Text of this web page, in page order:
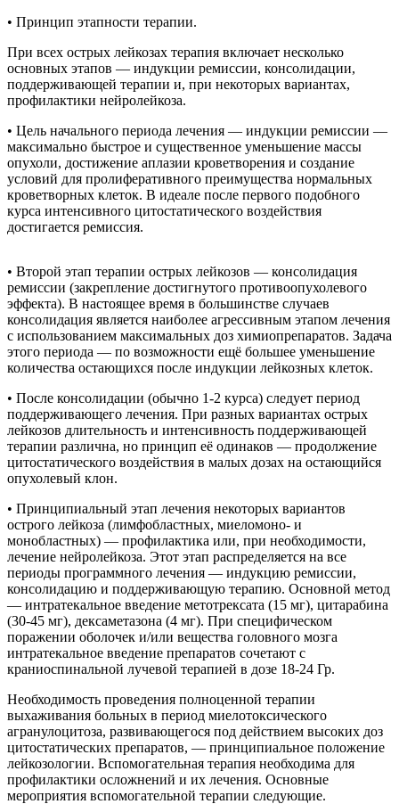
• Принцип этапности терапии.
При всех острых лейкозах терапия включает несколько
основных этапов — индукции ремиссии, консолидации,
поддерживающей терапии и, при некоторых вариантах,
профилактики нейролейкоза.
• Цель начального периода лечения — индукции ремиссии —
максимально быстрое и существенное уменьшение массы
опухоли, достижение аплазии кроветворения и создание
условий для пролиферативного преимущества нормальных
кроветворных клеток. В идеале после первого подобного
курса интенсивного цитостатического воздействия
достигается ремиссия.
• Второй этап терапии острых лейкозов — консолидация
ремиссии (закрепление достигнутого противоопухолевого
эффекта). В настоящее время в большинстве случаев
консолидация является наиболее агрессивным этапом лечения
с использованием максимальных доз химиопрепаратов. Задача
этого периода — по возможности ещё большее уменьшение
количества остающихся после индукции лейкозных клеток.
• После консолидации (обычно 1-2 курса) следует период
поддерживающего лечения. При разных вариантах острых
лейкозов длительность и интенсивность поддерживающей
терапии различна, но принцип её одинаков — продолжение
цитостатического воздействия в малых дозах на остающийся
опухолевый клон.
• Принципиальный этап лечения некоторых вариантов
острого лейкоза (лимфобластных, миеломоно- и
монобластных) — профилактика или, при необходимости,
лечение нейролейкоза. Этот этап распределяется на все
периоды программного лечения — индукцию ремиссии,
консолидацию и поддерживающую терапию. Основной метод
— интратекальное введение метотрексата (15 мг), цитарабина
(30-45 мг), дексаметазона (4 мг). При специфическом
поражении оболочек и/или вещества головного мозга
интратекальное введение препаратов сочетают с
краниоспинальной лучевой терапией в дозе 18-24 Гр.
Необходимость проведения полноценной терапии
выхаживания больных в период миелотоксического
агранулоцитоза, развивающегося под действием высоких доз
цитостатических препаратов, — принципиальное положение
лейкозологии. Вспомогательная терапия необходима для
профилактики осложнений и их лечения. Основные
мероприятия вспомогательной терапии следующие.